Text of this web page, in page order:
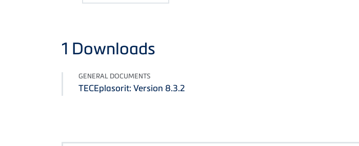
1 Downloads
GENERAL DOCUMENTS
TECEplasorit: Version 8.3.2